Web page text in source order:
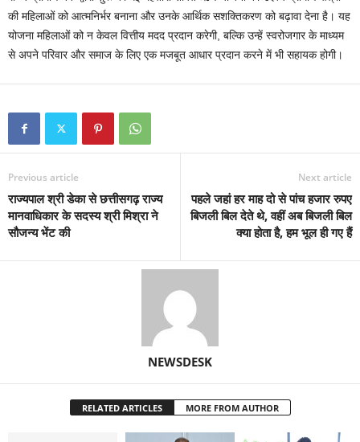
की महिलाओं को आत्मनिर्भर बनाना और उनके आर्थिक सशक्तिकरण को बढ़ावा देना है। यह
योजना महिलाओं को न केवल वित्तीय मदद प्रदान करेगी, बल्कि उन्हें स्वरोजगार के माध्यम
से अपने परिवार और समाज के लिए एक मजबूत आधार प्रदान करने में भी सहायक होगी।
Previous article
राज्यपाल श्री डेका से छत्तीसगढ़ राज्य
मानवाधिकार के सदस्य श्री मिश्रा ने
सौजन्य भेंट की
Next article
पहले जहां हर माह दो से पांच हजार रुपए
बिजली बिल देते थे, वहीं अब बिजली बिल
क्या होता है, हम भूल ही गए हैं
NEWSDESK
RELATED ARTICLES MORE FROM AUTHOR